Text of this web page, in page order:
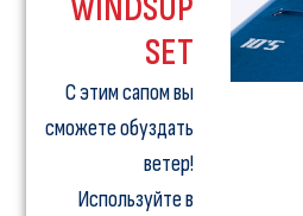
WINDSUP
SET
С этим сапом вы
сможете обуздать
ветер!
Используйте в